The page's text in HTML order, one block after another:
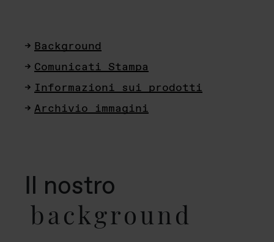
Background
Comunicati Stampa
Informazioni sui prodotti
Archivio immagini
Il nostro
background